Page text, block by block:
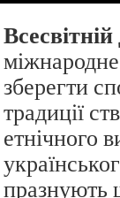
зберегти
традиції
етнічного
празнують